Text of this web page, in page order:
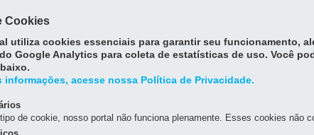
(cento e oitenta) meses.
Acessar
Encerrado em 27/03/2024
Cookies
utiliza cookies essenciais para garantir seu funcionamento,
Google Analytics para coleta de estatísticas de uso. Você
informações, acesse nossa Política de Privacidade.
de cookie, nosso portal não funciona plenamente. Esses cookies não